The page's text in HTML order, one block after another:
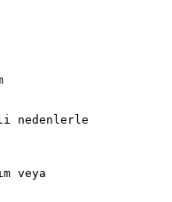
nedenlerle
veya